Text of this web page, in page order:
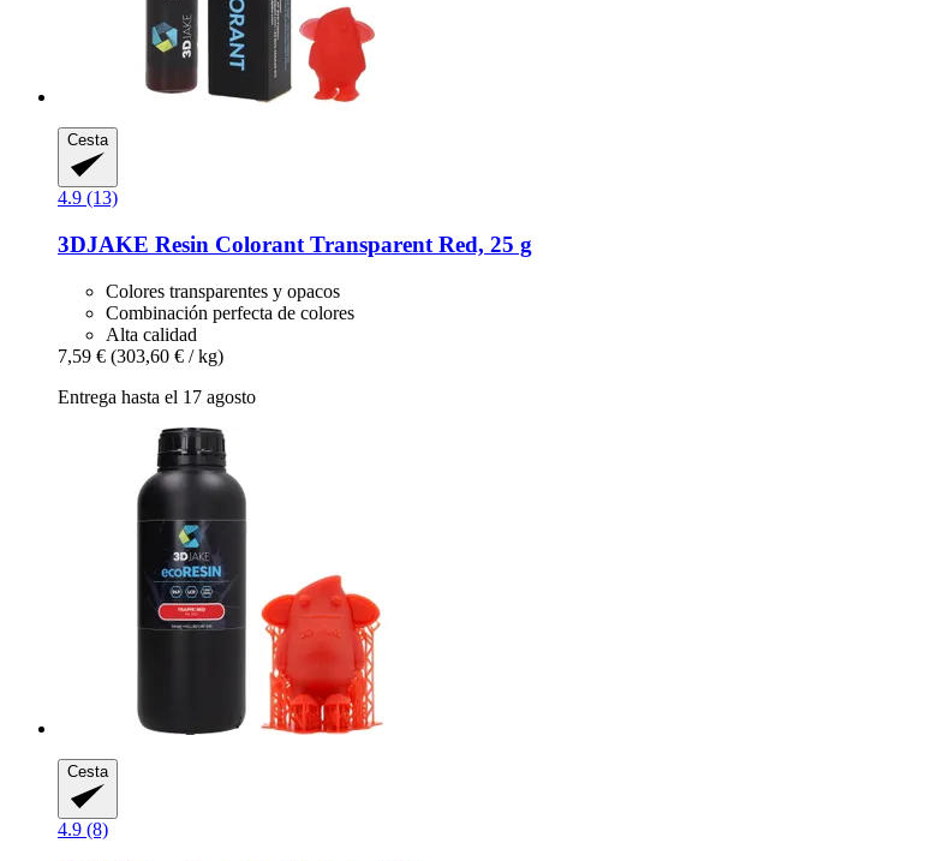
Cesta
4.9 (13)
3DJAKE Resin Colorant Transparent Red, 25 g
Colores transparentes y opacos
Combinación perfecta de colores
Alta calidad
7,59 € (303,60 € / kg)
Entrega hasta el 17 agosto
Cesta
4.9 (8)